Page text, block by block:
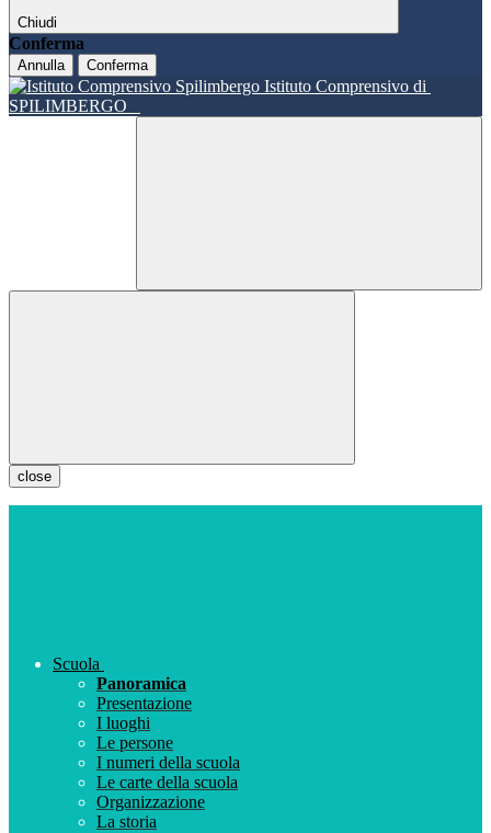
Chiudi
Conferma
Annulla Conferma
Istituto Comprensivo di
SPILIMBERGO
close
Scuola
Panoramica
Presentazione
I luoghi
Le persone
I numeri della scuola
Le carte della scuola
Organizzazione
La storia